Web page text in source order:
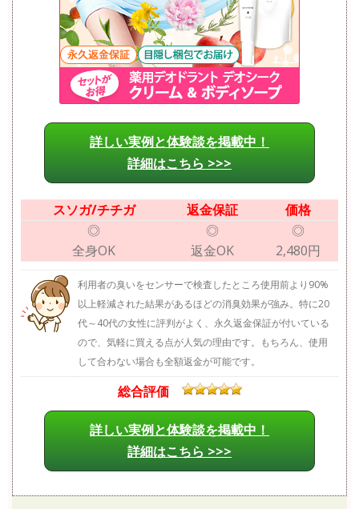
詳しい実例と体験談を掲載中！
詳細はこちら >>>
スソガ/チチガ 返金保証
価格
◎
全身OK
◎
返金OK
◎
2,480円
利用者の臭いをセンサーで検査したところ使用前より90%
以上軽減された結果があるほどの消臭効果が強み。特に20
代～40代の女性に評判がよく、永久返金保証が付いている
ので、気軽に買える点が人気の理由です。もちろん、使用
して合わない場合も全額返金が可能です。
総合評価
詳しい実例と体験談を掲載中！
詳細はこちら >>>